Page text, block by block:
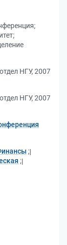
;
;
НГУ, 2007
НГУ, 2007
;
;